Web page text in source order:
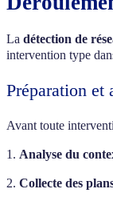
La détection de
intervention type
Préparation et
Avant toute
1. Analyse du
2. Collecte des